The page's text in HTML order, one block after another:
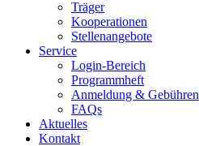
Träger
Kooperationen
Stellenangebote
Service
Login-Bereich
Programmheft
Anmeldung & Gebühren
FAQs
Aktuelles
Kontakt